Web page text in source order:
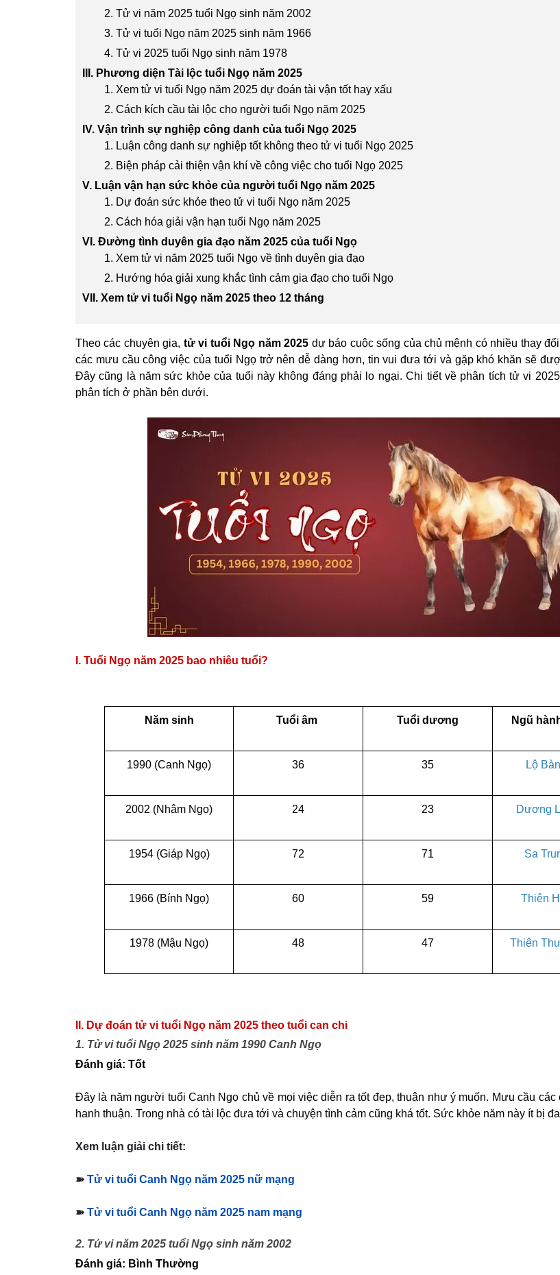
2. Tử vi năm 2025 tuổi Ngọ sinh năm 2002
3. Tử vi tuổi Ngọ năm 2025 sinh năm 1966
4. Tử vi 2025 tuổi Ngọ sinh năm 1978
III. Phương diện Tài lộc tuổi Ngọ năm 2025
1. Xem tử vi tuổi Ngọ năm 2025 dự đoán tài vận tốt hay xấu
2. Cách kích cầu tài lộc cho người tuổi Ngọ năm 2025
IV. Vận trình sự nghiệp công danh của tuổi Ngọ 2025
1. Luận công danh sự nghiệp tốt không theo tử vi tuổi Ngọ 2025
2. Biện pháp cải thiện vận khí về công việc cho tuổi Ngọ 2025
V. Luận vận hạn sức khỏe của người tuổi Ngọ năm 2025
1. Dự đoán sức khỏe theo tử vi tuổi Ngọ năm 2025
2. Cách hóa giải vận hạn tuổi Ngọ năm 2025
VI. Đường tình duyên gia đạo năm 2025 của tuổi Ngọ
1. Xem tử vi năm 2025 tuổi Ngọ về tình duyên gia đạo
2. Hướng hóa giải xung khắc tình cảm gia đạo cho tuổi Ngọ
VII. Xem tử vi tuổi Ngọ năm 2025 theo 12 tháng
Theo các chuyên gia, tử vi tuổi Ngọ năm 2025 dự báo cuộc sống của chủ mệnh có nhiều thay
các mưu cầu công việc của tuổi Ngọ trở nên dễ dàng hơn, tin vui đưa tới và gặp khó khăn sẽ
Đây cũng là năm sức khỏe của tuổi này không đáng phải lo ngại. Chi tiết về phân tích tử vi
phân tích ở phần bên dưới.
I. Tuổi Ngọ năm 2025 bao nhiêu tuổi?
Năm sinh Tuổi âm Tuổi dương Ngũ
1990 (Canh Ngọ) 36 35 Lộ
2002 (Nhâm Ngọ) 24 23 Dương
1954 (Giáp Ngọ) 72 71 Sa
1966 (Bính Ngọ) 60 59 Thiên
1978 (Mậu Ngọ) 48 47 Thiên
II. Dự đoán tử vi tuổi Ngọ năm 2025 theo tuổi can chi
1. Tử vi tuổi Ngọ 2025 sinh năm 1990 Canh Ngọ
Đánh giá: Tốt
Đây là năm người tuổi Canh Ngọ chủ về mọi việc diễn ra tốt đẹp, thuận như ý muốn. Mưu cầu các
hanh thuận. Trong nhà có tài lộc đưa tới và chuyện tình cảm cũng khá tốt. Sức khỏe năm này ít bị
Xem luận giải chi tiết:
➽ Tử vi tuổi Canh Ngọ năm 2025 nữ mạng
➽ Tử vi tuổi Canh Ngọ năm 2025 nam mạng
2. Tử vi năm 2025 tuổi Ngọ sinh năm 2002
Đánh giá: Bình Thường